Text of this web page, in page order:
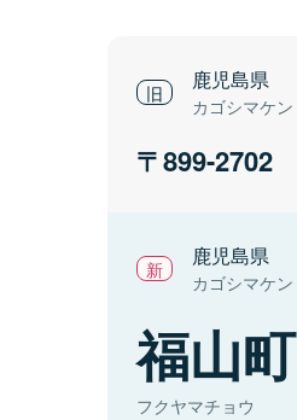
鹿児島県
カゴシマケン
899-2702
鹿児島県
カゴシマケン
福山町
フクヤマチョウ